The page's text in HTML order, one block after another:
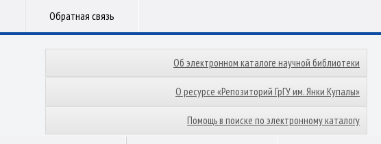
Обратная связь
Об электронном каталоге научной библиотеки
О ресурсе «Репозиторий ГрГУ им. Янки Купалы»
Помощь в поиске по электронному каталогу